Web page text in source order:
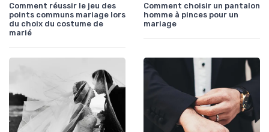
Comment réussir le jeu des
points communs mariage lors
du choix du costume de
marié
Comment choisir un pantalon
homme à pinces pour un
mariage